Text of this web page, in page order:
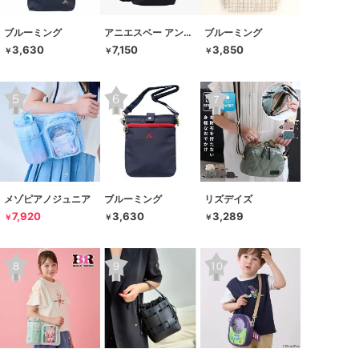
ブルーミング
￥3,630
アニエスベー アンファン
￥7,150
ブルーミング
￥3,850
メゾピアノジュニア
￥7,920
ブルーミング
￥3,630
リズデイズ
￥3,289